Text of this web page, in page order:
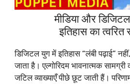
मीडिया और डिजिटल
इतिहास का
डिजिटल युग में इतिहास “लंबी पढ़ाई”
जाता है। एल्गोरिदम भावनात्मक
जटिल व्याख्याएँ पीछे छूट जाती हैं।